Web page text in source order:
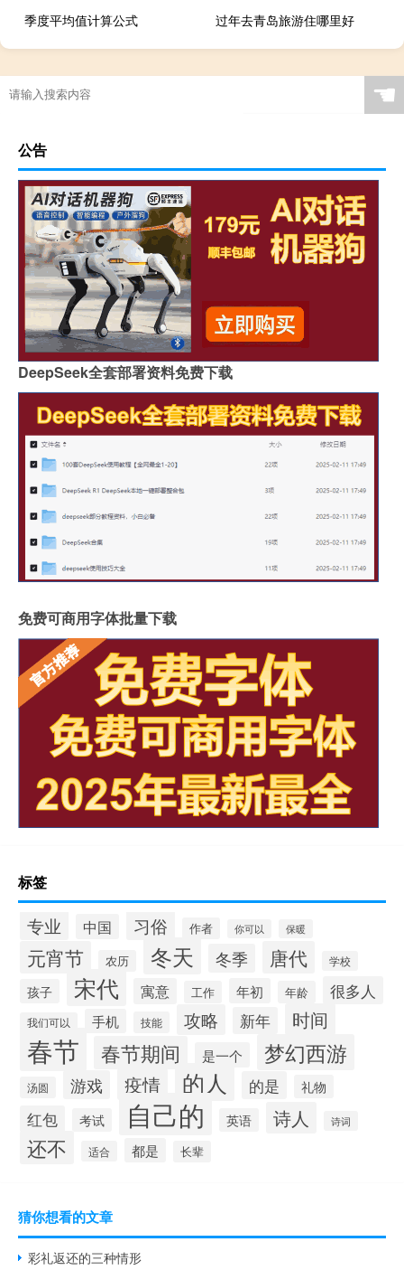
季度平均值计算公式 过年去青岛旅游住哪里好
☚
公告
DeepSeek全套部署资料免费下载
免费可商用字体批量下载
标签
专业 中国 习俗 作者 你可以 保暖
元宵节 农历 冬天 冬季 唐代 学校
孩子 宋代 寓意 工作 年初 年龄 很多人
我们可以 手机 技能 攻略 新年 时间
春节 春节期间 是一个 梦幻西游
汤圆 游戏 疫情 的人 的是 礼物
红包 考试 自己的 英语 诗人 诗词
还不 适合 都是 长辈
猜你想看的文章
彩礼返还的三种情形